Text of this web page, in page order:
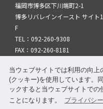
当ウェブサイトでは利用の向上
(クッキー)を使用しています。
ックすると当ウェブサイトでの
ことになります。
プライバシ
福岡市博多区下川端町2-1
博多リバレインイースト サイト
F
TEL：092-260-9308
FAX：092-260-8181
このサイトについて